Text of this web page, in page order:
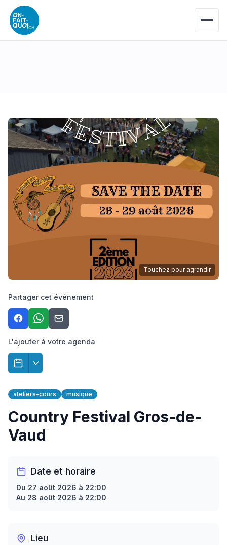
Touchez pour agrandir
Partager cet événement
L'ajouter à votre agenda
ateliers-cours musique
Country Festival Gros-de-
Vaud
Date et horaire
Du 27 août 2026 à 22:00
Au 28 août 2026 à 22:00
Lieu